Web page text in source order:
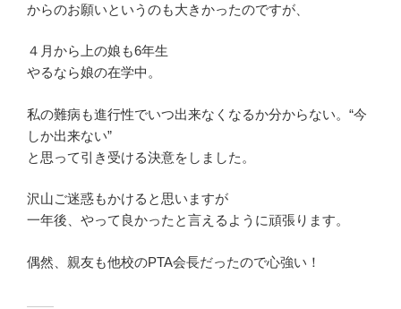
からのお願いというのも大きかったのですが、
４月から上の娘も6年生
やるなら娘の在学中。
私の難病も進行性でいつ出来なくなるか分からない。“今
しか出来ない”
と思って引き受ける決意をしました。
沢山ご迷惑もかけると思いますが
一年後、やって良かったと言えるように頑張ります。
偶然、親友も他校のPTA会長だったので心強い！